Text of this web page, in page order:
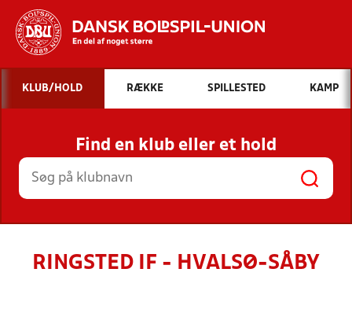
Hvad vil du søge efter?
INDHOLD OG NYHEDER
STILLINGER, RESULTATER, KLUBBER OG
HOLD
KLUB/HOLD RÆKKE SPILLESTED KAMP
Find en klub eller et hold
RINGSTED IF - HVALSØ-SÅBY